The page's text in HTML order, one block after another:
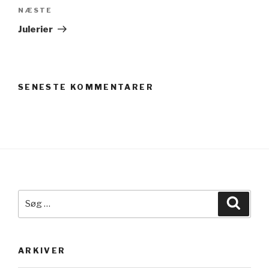
Næste
indlæg
NÆSTE
Julerier
SENESTE KOMMENTARER
efter:
ARKIVER